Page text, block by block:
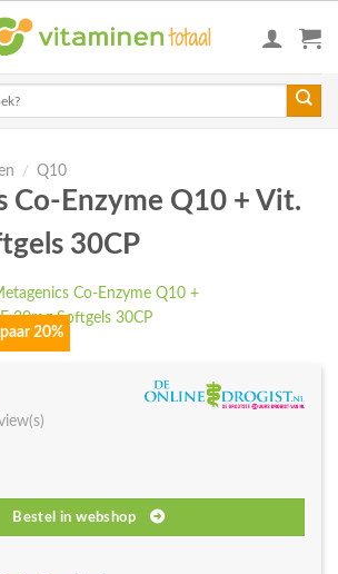
/ Q10
Co-Enzyme Q10 + Vit.
30CP
20%
Bestel in webshop